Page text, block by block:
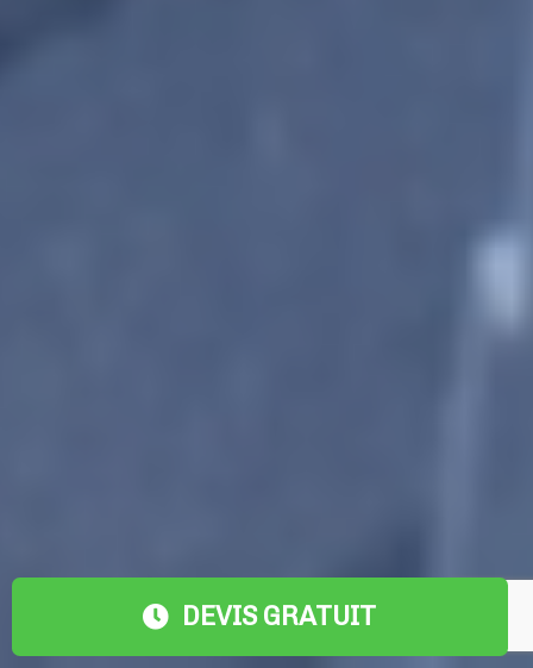
DEVIS GRATUIT